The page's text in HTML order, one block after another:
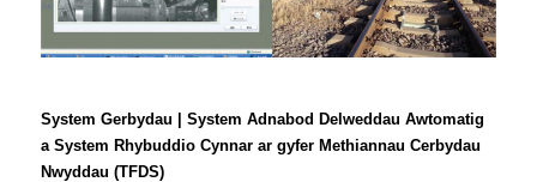
System Gerbydau | System Adnabod Delweddau Awtomatig
a System Rhybuddio Cynnar ar gyfer Methiannau Cerbydau
Nwyddau (TFDS)